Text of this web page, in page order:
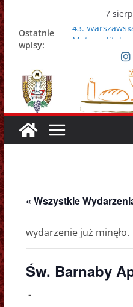
Przejdź
do
treści
7
Ostatnie
wpisy:
43.
Metropolitalna
Nowy Papież –
Zmarł papież
Adrian
warszawskim
Zmarł ks.
« Wszystkie
wydarzenie już minęło.
Św. Barnaby
-